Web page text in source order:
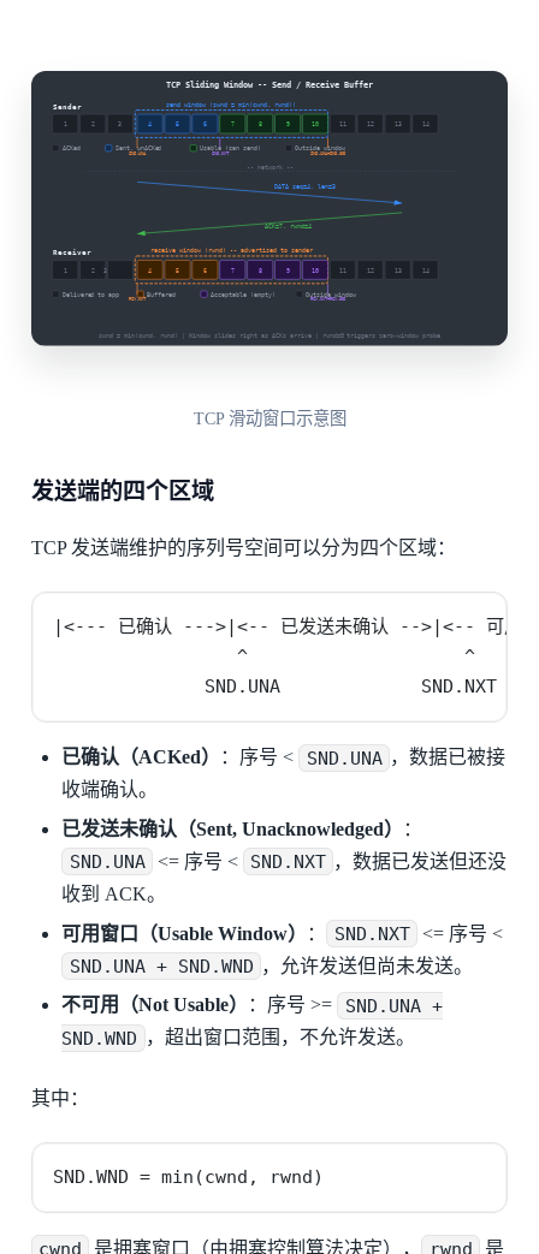
TCP 滑动窗口示意图
发送端的四个区域
TCP 发送端维护的序列号空间可以分为四个区域：
|<--- 已确认 --->|<-- 已发送未确认 -->|<-- 可
^                    ^
SND.UNA             SND.NXT
已确认（ACKed） ：序号 < SND.UNA ，数据已被接
收端确认。
已发送未确认（Sent, Unacknowledged）
：
SND.UNA <= 序号 < SND.NXT ，数据已发送但还没
收到 ACK。
可用窗口（Usable Window）
： SND.NXT <= 序号 <
SND.UNA + SND.WND ，允许发送但尚未发送。
不可用（Not Usable）
：序号 >=
SND.UNA +
SND.WND ，超出窗口范围，不允许发送。
其中：
SND.WND = min(cwnd, rwnd)
cwnd 是拥塞窗口（由拥塞控制算法决定）， rwnd 是